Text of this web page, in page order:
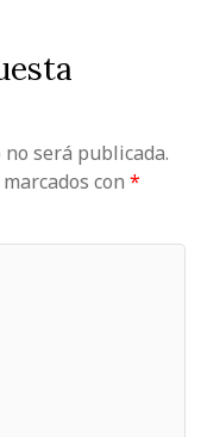
será publicada.
con*